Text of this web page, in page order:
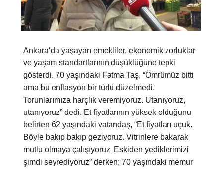
Ankara‘da yaşayan emekliler, ekonomik zorluklar
ve yaşam standartlarının düşüklüğüne tepki
gösterdi. 70 yaşındaki Fatma Taş, “Ömrümüz bitti
ama bu enflasyon bir türlü düzelmedi.
Torunlarımıza harçlık veremiyoruz. Utanıyoruz,
utanıyoruz” dedi. Et fiyatlarının yüksek olduğunu
belirten 62 yaşındaki vatandaş, “Et fiyatları uçuk.
Böyle bakıp bakıp geziyoruz. Vitrinlere bakarak
mutlu olmaya çalışıyoruz. Eskiden yediklerimizi
şimdi seyrediyoruz” derken; 70 yaşındaki memur